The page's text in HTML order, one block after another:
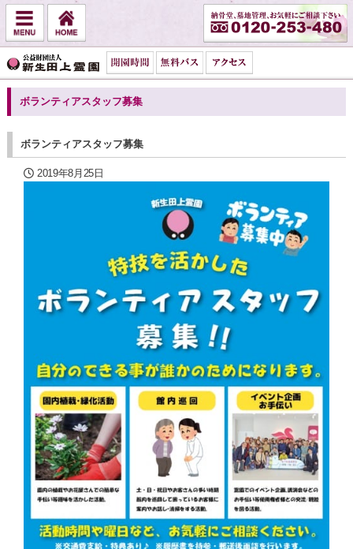
ボランティアスタッフ募集
ボランティアスタッフ募集
2019年8月25日